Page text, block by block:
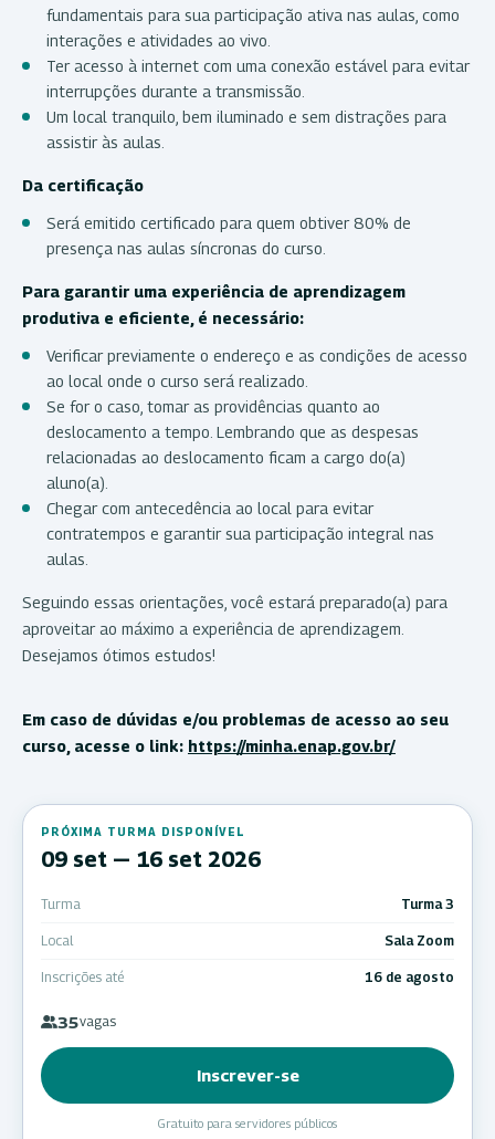
fundamentais para sua participação ativa nas aulas, como
interações e atividades ao vivo.
Ter acesso à internet com uma conexão estável para evitar
interrupções durante a transmissão.
Um local tranquilo, bem iluminado e sem distrações para
assistir às aulas.
Da certificação
Será emitido certificado para quem obtiver 80% de
presença nas aulas síncronas do curso.
Para garantir uma experiência de aprendizagem
produtiva e eficiente, é necessário:
Verificar previamente o endereço e as condições de acesso
ao local onde o curso será realizado.
Se for o caso, tomar as providências quanto ao
deslocamento a tempo. Lembrando que as despesas
relacionadas ao deslocamento ficam a cargo do(a)
aluno(a).
Chegar com antecedência ao local para evitar
contratempos e garantir sua participação integral nas
aulas.
Seguindo essas orientações, você estará preparado(a) para
aproveitar ao máximo a experiência de aprendizagem.
Desejamos ótimos estudos!
Em caso de dúvidas e/ou problemas de acesso ao seu
curso, acesse o link: https://minha.enap.gov.br/
PRÓXIMA TURMA DISPONÍVEL
09 set — 16 set 2026
Turma Turma 3
Local Sala Zoom
Inscrições até 16 de agosto
35vagas
Inscrever-se
Gratuito para servidores públicos